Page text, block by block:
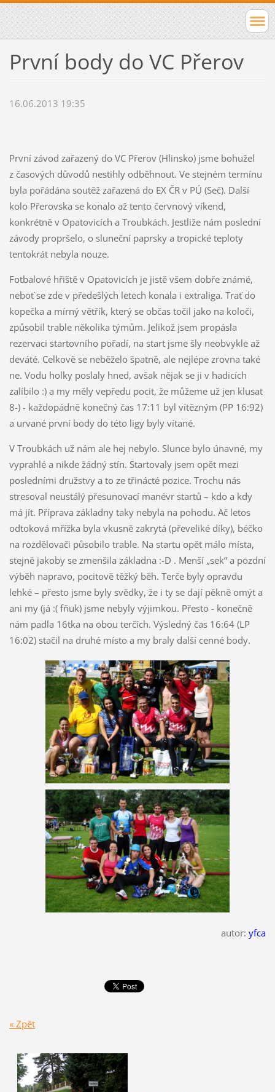
První body do VC Přerov
16.06.2013 19:35
První závod zařazený do VC Přerov (Hlinsko) jsme bohužel
z časových důvodů nestihly odběhnout. Ve stejném termínu
byla pořádána soutěž zařazená do EX ČR v PÚ (Seč). Další
kolo Přerovska se konalo až tento červnový víkend,
konkrétně v Opatovicích a Troubkách. Jestliže nám poslední
závody propršelo, o sluneční paprsky a tropické teploty
tentokrát nebyla nouze.
Fotbalové hřiště v Opatovicích je jistě všem dobře známé,
neboť se zde v předešlých letech konala i extraliga. Trať do
kopečka a mírný větřík, který se občas točil jako na koloči,
způsobil trable několika týmům. Jelikož jsem propásla
rezervaci startovního pořadí, na start jsme šly neobvykle až
deváté. Celkově se neběželo špatně, ale nejlépe zrovna také
ne. Vodu holky poslaly hned, avšak nějak se ji v hadicích
zalíbilo :) a my měly vepředu pocit, že můžeme už jen klusat
8-) - každopádně konečný čas 17:11 byl vítězným (PP 16:92)
a urvané první body do této ligy byly vítané.
V Troubkách už nám ale hej nebylo. Slunce bylo únavné, my
vyprahlé a nikde žádný stín. Startovaly jsem opět mezi
posledními družstvy a to ze třinácté pozice. Trochu nás
stresoval neustálý přesunovací manévr startů – kdo a kdy
má jít. Příprava základny taky nebyla na pohodu. Ač letos
odtoková mřížka byla vkusně zakrytá (převeliké díky), béčko
na rozdělovači působilo trable. Na startu opět málo místa,
stejně jakoby se zmenšila základna :-D . Menší „sek“ a pozdní
výběh napravo, pocitově těžký běh. Terče byly opravdu
lehké – přesto jsme byly svědky, že i ty se dají pěkně omýt a
ani my (já :( fňuk) jsme nebyly výjimkou. Přesto - konečně
nám padla 16tka na obou terčích. Výsledný čas 16:64 (LP
16:02) stačil na druhé místo a my braly další cenné body.
autor:yfca
« Zpět